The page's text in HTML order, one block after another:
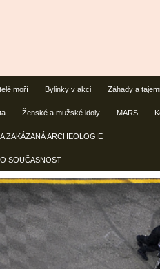
moří Bylinky v akci Záhady a
Ženské a mužské idoly MARS
ZAKÁZANÁ ARCHEOLOGIE
SOUČASNOST